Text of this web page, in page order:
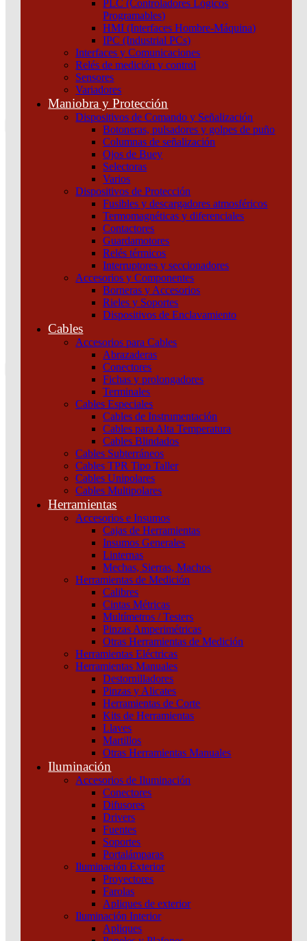
PLC (Controladores Lógicos
Programables)
HMI (Interfaces Hombre-Máquina)
IPC (Industrial PCs)
Interfaces y Comunicaciones
Relés de medición y control
Sensores
Variadores
Maniobra y Protección
Dispositivos de Comando y Señalización
Botoneras, pulsadores y golpes de puño
Columnas de señalización
Ojos de Buey
Selectoras
Varios
Dispositivos de Protección
Fusibles y descargadores atmosféricos
Termomagnéticas y diferenciales
Contactores
Guardamotores
Relés térmicos
Interruptores y seccionadores
Accesorios y Componentes
Borneras y Accesorios
Rieles y Soportes
Dispositivos de Enclavamiento
Cables
Accesorios para Cables
Abrazaderas
Conectores
Fichas y prolongadores
Terminales
Cables Especiales
Cables de Instrumentación
Cables para Alta Temperatura
Cables Blindados
Cables Subterráneos
Cables TPR Tipo Taller
Cables Unipolares
Cables Multipolares
Herramientas
Accesorios e Insumos
Cajas de Herramientas
Insumos Generales
Linternas
Mechas, Sierras, Machos
Herramientas de Medición
Calibres
Cintas Métricas
Multímetros / Testers
Pinzas Amperimétricas
Otras Herramientas de Medición
Herramientas Eléctricas
Herramientas Manuales
Destornilladores
Pinzas y Alicates
Herramientas de Corte
Kits de Herramientas
Llaves
Martillos
Otras Herramientas Manuales
Iluminación
Accesorios de Iluminación
Conectores
Difusores
Drivers
Fuentes
Soportes
Portalámparas
Iluminación Exterior
Proyectores
Farolas
Apliques de exterior
Iluminación Interior
Apliques
Atención por WhatsApp
Tu pedido
¿Que estas buscando hoy?
Atención telefónica
Atención por WhatsApp
Automatización y Control/Variadores
9A 200-480V TRIFASICO 2 Schneider
ATSU01 9A 200-480V TRIFASICO 2 Schneider
ArrancadoresSKU:ATSU01N209LT
Productos relacionados